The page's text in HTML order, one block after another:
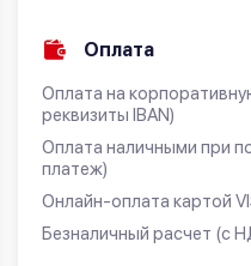
Оплата
Оплата на
реквизиты IBAN)
Оплата наличными при
платеж)
Онлайн-оплата картой
Безналичный расчет (с